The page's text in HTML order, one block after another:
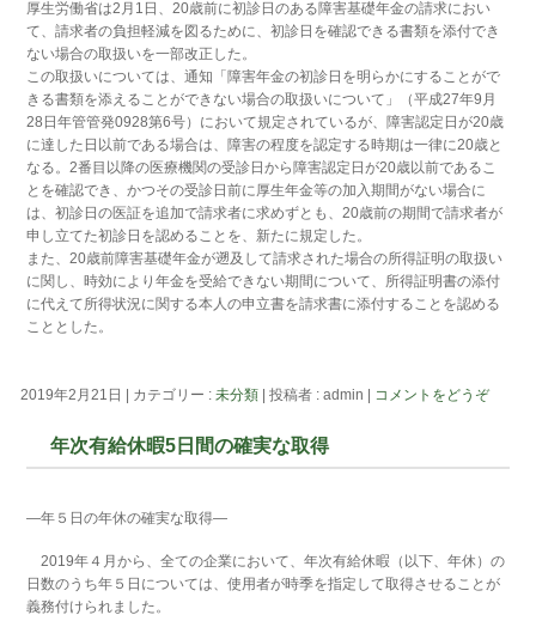
厚生労働省は2月1日、20歳前に初診日のある障害基礎年金の請求におい
て、請求者の負担軽減を図るために、初診日を確認できる書類を添付でき
ない場合の取扱いを一部改正した。
この取扱いについては、通知「障害年金の初診日を明らかにすることがで
きる書類を添えることができない場合の取扱いについて」（平成27年9月
28日年管管発0928第6号）において規定されているが、障害認定日が20歳
に達した日以前である場合は、障害の程度を認定する時期は一律に20歳と
なる。2番目以降の医療機関の受診日から障害認定日が20歳以前であるこ
とを確認でき、かつその受診日前に厚生年金等の加入期間がない場合に
は、初診日の医証を追加で請求者に求めずとも、20歳前の期間で請求者が
申し立てた初診日を認めることを、新たに規定した。
また、20歳前障害基礎年金が遡及して請求された場合の所得証明の取扱い
に関し、時効により年金を受給できない期間について、所得証明書の添付
に代えて所得状況に関する本人の申立書を請求書に添付することを認める
こととした。
2019年2月21日 カテゴリー :未分類 |投稿者 : admin コメントをどうぞ
年次有給休暇5日間の確実な取得
―年５日の年休の確実な取得―
2019年４月から、全ての企業において、年次有給休暇（以下、年休）の
日数のうち年５日については、使用者が時季を指定して取得させることが
義務付けられました。